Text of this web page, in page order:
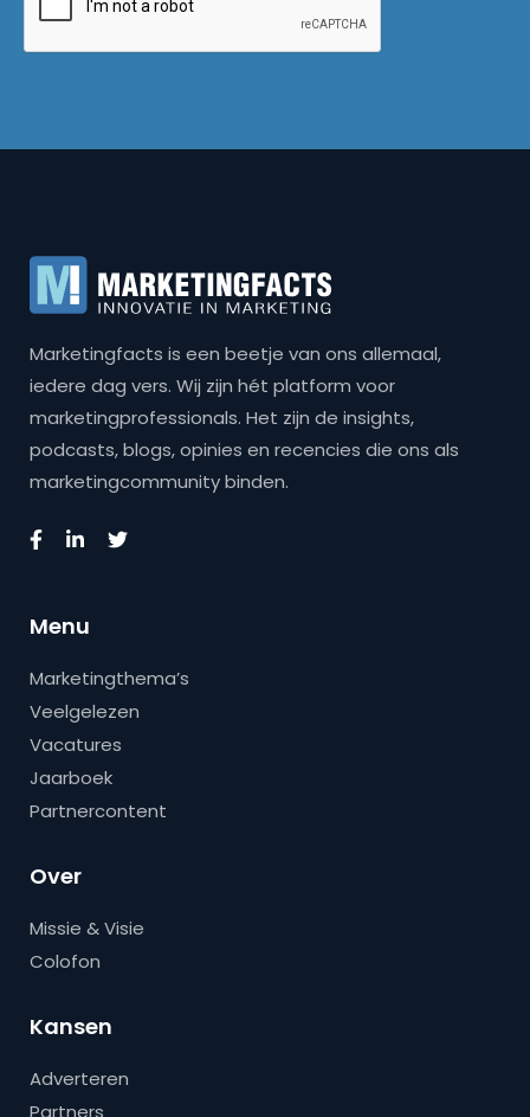
Marketingfacts is een beetje van ons allemaal,
iedere dag vers. Wij zijn hét platform voor
marketingprofessionals. Het zijn de insights,
podcasts, blogs, opinies en recencies die ons als
marketingcommunity binden.
Menu
Marketingthema’s
Veelgelezen
Vacatures
Jaarboek
Partnercontent
Over
Missie & Visie
Colofon
Kansen
Adverteren
Partners